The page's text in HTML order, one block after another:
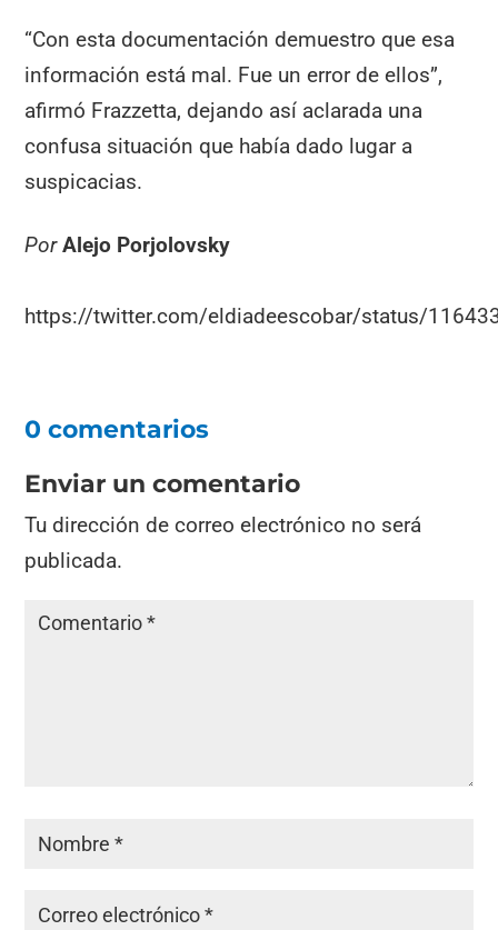
“Con esta documentación demuestro que esa
información está mal. Fue un error de ellos”,
afirmó Frazzetta, dejando así aclarada una
confusa situación que había dado lugar a
suspicacias.
Por Alejo Porjolovsky
https://twitter.com/eldiadeescobar/status/
0 comentarios
Enviar un comentario
Tu dirección de correo electrónico no será
publicada.